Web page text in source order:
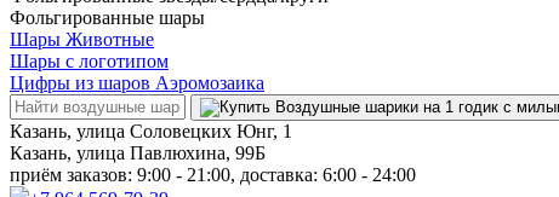
Фольгированные шары
Шары Животные
Шары с логотипом
Цифры из шаров Аэромозаика
Казань, улица Соловецких Юнг, 1
Казань, улица Павлюхина, 99Б
приём заказов: 9:00 - 21:00, доставка: 6:00 - 24:00